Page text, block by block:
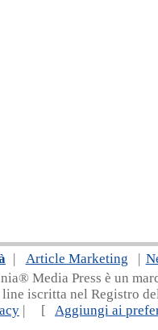
| Article Marketing |
Media Press è un
iscritta nel Registro
| [ Aggiungi ai